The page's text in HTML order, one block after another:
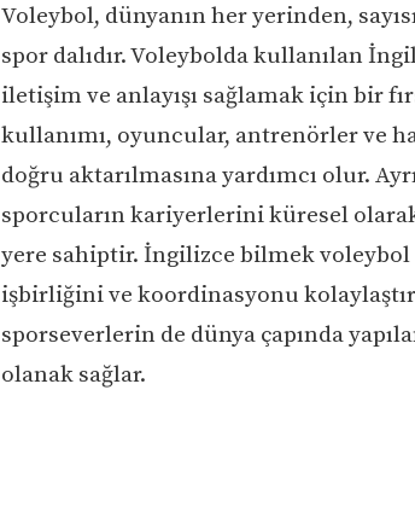
Voleybol, dünyanın her yerinden,
spor dalıdır. Voleybolda kullanılan
iletişim ve anlayışı sağlamak için bir
kullanımı, oyuncular, antrenörler ve
doğru aktarılmasına yardımcı olur.
sporcuların kariyerlerini küresel
yere sahiptir. İngilizce bilmek voleybol
işbirliğini ve koordinasyonu
sporseverlerin de dünya çapında
olanak sağlar.